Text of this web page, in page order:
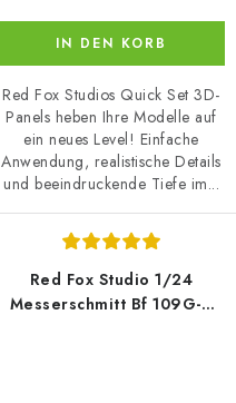
IN DEN KORB
Red Fox Studios Quick Set 3D-
Panels heben Ihre Modelle auf
ein neues Level! Einfache
Anwendung, realistische Details
und beeindruckende Tiefe im...
Red Fox Studio 1/24
Messerschmitt Bf 109G-6